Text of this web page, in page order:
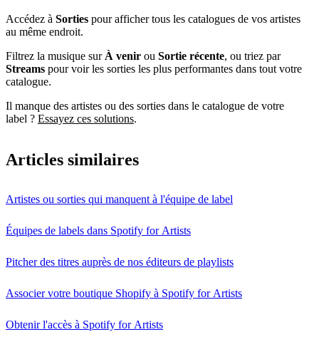
Accédez à Sorties pour afficher tous les catalogues de vos artistes
au même endroit.
Filtrez la musique sur À venir ou Sortie récente, ou triez par
Streams pour voir les sorties les plus performantes dans tout votre
catalogue.
Il manque des artistes ou des sorties dans le catalogue de votre
label ? Essayez ces solutions.
Articles similaires
Artistes ou sorties qui manquent à l'équipe de label
Équipes de labels dans Spotify for Artists
Pitcher des titres auprès de nos éditeurs de playlists
Associer votre boutique Shopify à Spotify for Artists
Obtenir l'accès à Spotify for Artists